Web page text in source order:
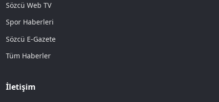
Sözcü Web TV
Spor Haberleri
Sözcü E-Gazete
Tüm Haberler
İletişim